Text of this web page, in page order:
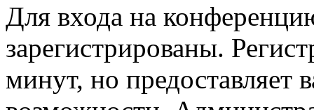
Для входа на
зарегистрированы.
минут, но предоставляет